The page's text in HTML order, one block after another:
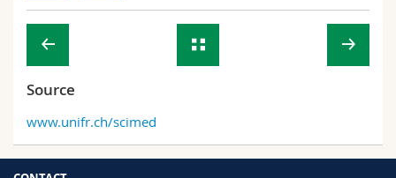
Source
www.unifr.ch/scimed